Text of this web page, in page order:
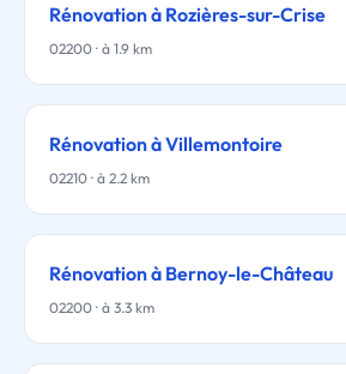
Rénovation à Rozières-sur-Crise
02200 · à 1.9 km
Rénovation à Villemontoire
02210 · à 2.2 km
Rénovation à Bernoy-le-Château
02200 · à 3.3 km